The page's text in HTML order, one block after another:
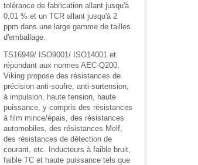
tolérance de fabrication allant jusqu'à
0,01 % et un TCR allant jusqu'à 2
ppm dans une large gamme de tailles
d'emballage.
TS16949/ ISO9001/ ISO14001 et
répondant aux normes AEC-Q200,
Viking propose des résistances de
précision anti-soufre, anti-surtension,
à impulsion, haute tension, haute
puissance, y compris des résistances
à film mince/épais, des résistances
automobiles, des résistances Melf,
des résistances de détection de
courant, etc. Inducteurs à faible bruit,
faible TC et haute puissance tels que